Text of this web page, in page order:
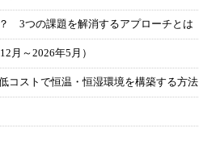
3つの課題を解消するアプローチとは
月～2026年5月）
コストで恒温・恒湿環境を構築する方法